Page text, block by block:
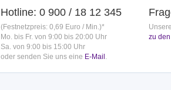
Hotline: 0 900 / 18 12 345
(Festnetzpreis: 0,69 Euro / Min.)*
Mo. bis Fr. von 9:00 bis 20:00 Uhr
Sa. von 9:00 bis 15:00 Uhr
oder senden Sie uns eine E-Mail .
zu